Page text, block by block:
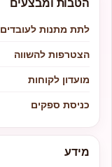
לתת מתנות לעובדים
הצטרפות להשווה
מועדון לקוחות
כניסת ספקים
מידע